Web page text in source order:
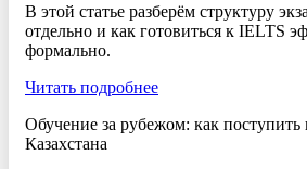
В этой статье разберём структуру
отдельно и как готовиться к IELTS
формально.
Читать подробнее
Обучение за рубежом: как поступить
Казахстана